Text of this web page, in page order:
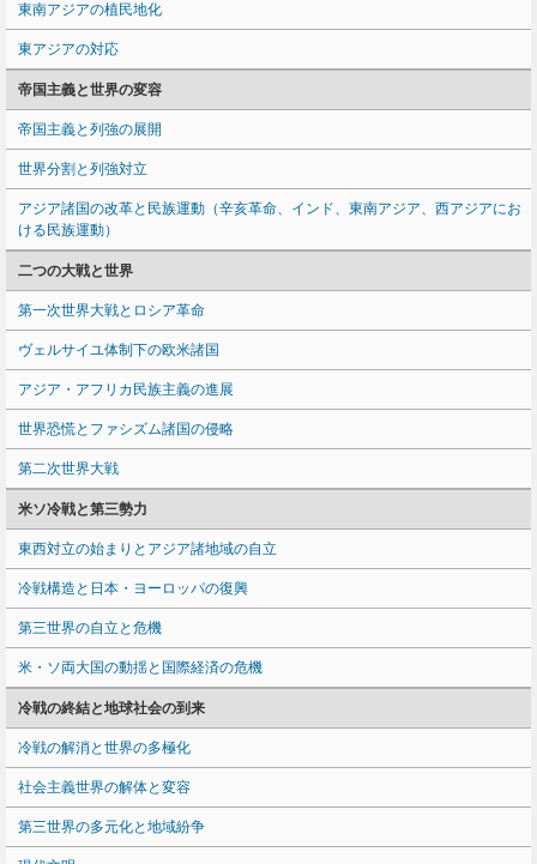
東南アジアの植民地化
東アジアの対応
帝国主義と世界の変容
帝国主義と列強の展開
世界分割と列強対立
アジア諸国の改革と民族運動（辛亥革命、インド、東南アジア、西アジアにお
ける民族運動）
二つの大戦と世界
第一次世界大戦とロシア革命
ヴェルサイユ体制下の欧米諸国
アジア・アフリカ民族主義の進展
世界恐慌とファシズム諸国の侵略
第二次世界大戦
米ソ冷戦と第三勢力
東西対立の始まりとアジア諸地域の自立
冷戦構造と日本・ヨーロッパの復興
第三世界の自立と危機
米・ソ両大国の動揺と国際経済の危機
冷戦の終結と地球社会の到来
冷戦の解消と世界の多極化
社会主義世界の解体と変容
第三世界の多元化と地域紛争